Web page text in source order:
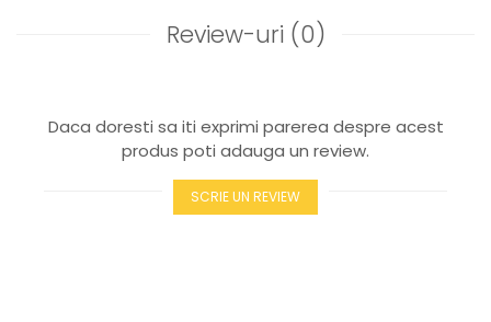
Review-uri (0)
Daca doresti sa iti exprimi parerea despre acest
produs poti adauga un review.
SCRIE UN REVIEW